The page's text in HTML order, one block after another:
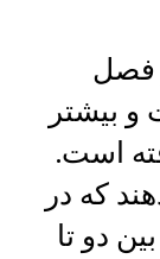
فصل
و بیشتر
است.
که در
دو تا